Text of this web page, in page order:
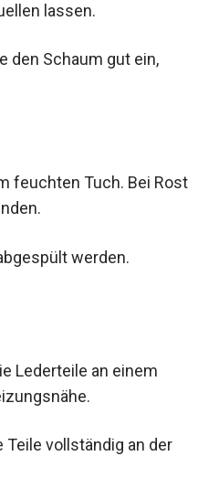
lassen.
den Schaum gut ein,
feuchten Tuch. Bei
werden.
Lederteile an einem
vollständig an der